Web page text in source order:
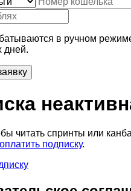
в ручном
дней.
читать спринты или
оплатить подписку.